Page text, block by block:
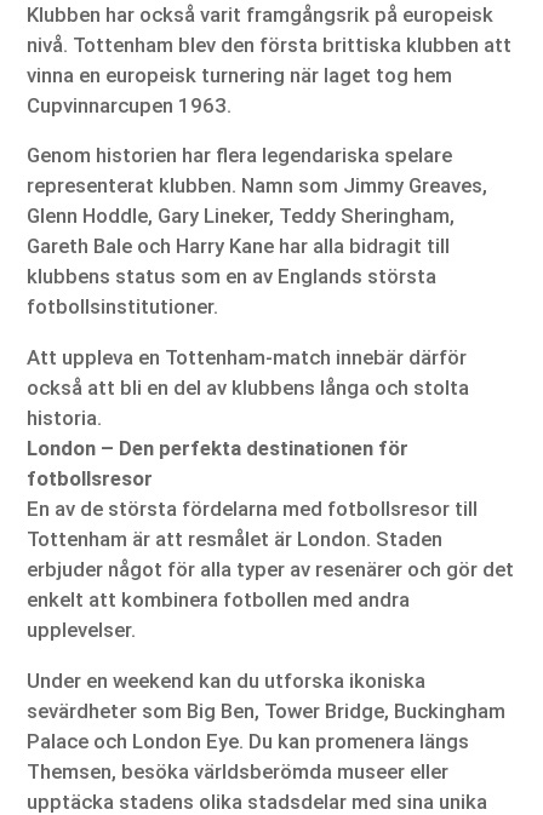
Klubben har också varit framgångsrik på europeisk
nivå. Tottenham blev den första brittiska klubben att
vinna en europeisk turnering när laget tog hem
Cupvinnarcupen 1963.
Genom historien har flera legendariska spelare
representerat klubben. Namn som Jimmy Greaves,
Glenn Hoddle, Gary Lineker, Teddy Sheringham,
Gareth Bale och Harry Kane har alla bidragit till
klubbens status som en av Englands största
fotbollsinstitutioner.
Att uppleva en Tottenham-match innebär därför
också att bli en del av klubbens långa och stolta
historia.
London – Den perfekta destinationen för
fotbollsresor
En av de största fördelarna med fotbollsresor till
Tottenham är att resmålet är London. Staden
erbjuder något för alla typer av resenärer och gör det
enkelt att kombinera fotbollen med andra
upplevelser.
Under en weekend kan du utforska ikoniska
sevärdheter som Big Ben, Tower Bridge, Buckingham
Palace och London Eye. Du kan promenera längs
Themsen, besöka världsberömda museer eller
upptäcka stadens olika stadsdelar med sina unika